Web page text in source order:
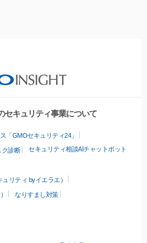
セキュリティ事業について
「GMOセキュリティ24」
ク診断 セキュリティ相談AIチャットボット
リティ byイエラエ）
なりすまし対策